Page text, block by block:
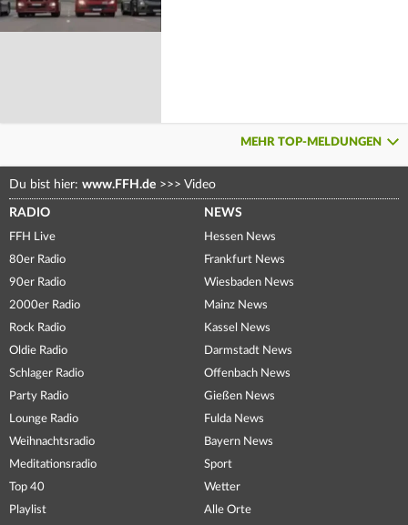
MEHR TOP-MELDUNGEN
Du bist hier: www.FFH.de >>> Video
RADIO
FFH Live
80er Radio
90er Radio
2000er Radio
Rock Radio
Oldie Radio
Schlager Radio
Party Radio
Lounge Radio
Weihnachtsradio
Meditationsradio
Top 40
Playlist
NEWS
Hessen News
Frankfurt News
Wiesbaden News
Mainz News
Kassel News
Darmstadt News
Offenbach News
Gießen News
Fulda News
Bayern News
Sport
Wetter
Alle Orte